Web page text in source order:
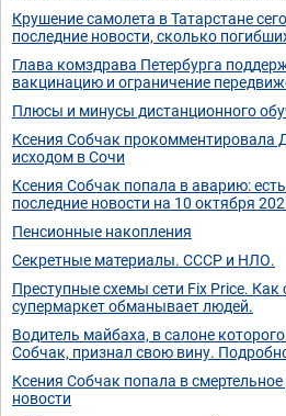
Крушение самолета в Татарстане
последние новости, сколько
Глава комздрава Петербурга
вакцинацию и ограничение
Плюсы и минусы дистанционного
Ксения Собчак прокомментировала
исходом в Сочи
Ксения Собчак попала в аварию:
последние новости на 10 октября
Пенсионные накопления
Секретные материалы. СССР и НЛО.
Преступные схемы сети Fix Price.
супермаркет обманывает людей.
Водитель майбаха, в салоне
Собчак, признал свою вину.
Ксения Собчак попала в
новости